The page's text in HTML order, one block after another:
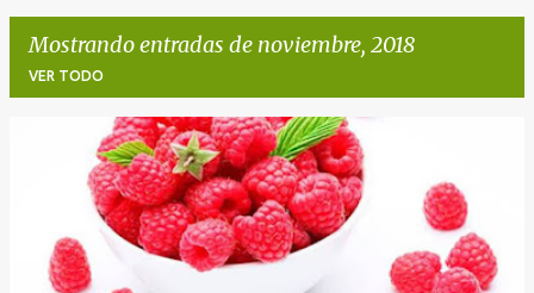
Mostrando entradas de noviembre, 2018
VER TODO